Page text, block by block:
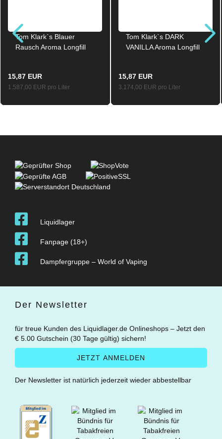
Tom Klark`s Blauer
Rausch Aroma Longfill
15,87 EUR
1.587,00 EUR pro Liter
Tom Klark`s DARK
VANILLA Aroma Longfill
15,87 EUR
3.174,00 EUR pro Liter
Liquidlager
Fanpage (18+)
Dampfergruppe – World of Vaping
Der Newsletter
für treue Kunden des Liquidlager.de Onlineshops – Jetzt den
€ 5.00 Gutschein (30 Tage gültig) sichern!
Der Newsletter ist natürlich jederzeit wieder abbestellbar